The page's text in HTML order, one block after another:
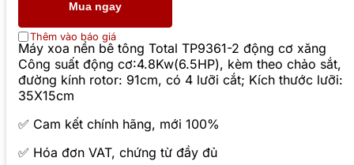
Mua ngay
Thêm vào báo giá
Máy xoa nền bê tông Total TP9361-2 động cơ xăng
Công suất động cơ:4.8Kw(6.5HP), kèm theo chảo sắt,
đường kính rotor: 91cm, có 4 lưỡi cắt; Kích thước lưỡi:
35X15cm
✅ Cam kết chính hãng, mới 100%
✅ Hóa đơn VAT, chứng từ đầy đủ